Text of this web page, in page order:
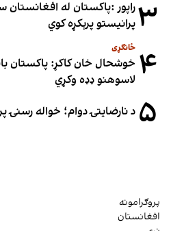
۳راپور :پاکستان له افغانستان
پرانیستو پرېکړه کوي
۴ ځانګړی
خوشحال خان کاکړ: پاکستان
لاسوهنو ډډه وکړي
۵ د نارضایتۍ دوام؛ خواله رسنۍ
پروګرامونه
افغانستان